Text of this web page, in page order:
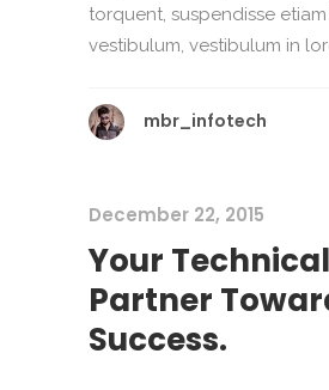
torquent, suspendisse
vestibulum, vestibulum in
mbr_infotech
December 22, 2015
Your Technical
Partner
Success.